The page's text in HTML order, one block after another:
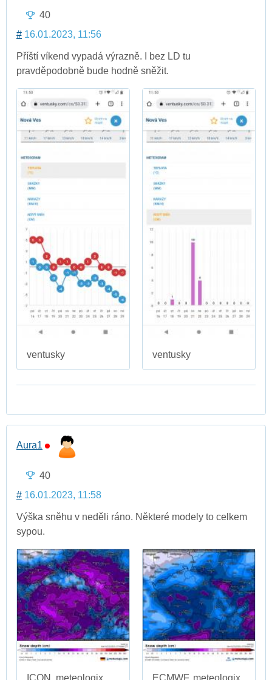
40
# 16.01.2023, 11:56
Příští víkend vypadá výrazně. I bez LD tu
pravděpodobně bude hodně sněžit.
ventusky ventusky
Aura1
40
# 16.01.2023, 11:58
Výška sněhu v neděli ráno. Některé modely to celkem
sypou.
ICON, meteologix ECMWF, meteologix